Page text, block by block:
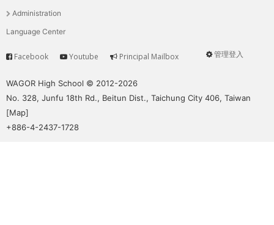
單Administration
Language Center
User
管理登入
Service
Facebook Youtube Principal Mailbox
WAGOR High School © 2012-2026
No. 328, Junfu 18th Rd., Beitun Dist., Taichung City 406, Taiwan
[Map]
+886-4-2437-1728